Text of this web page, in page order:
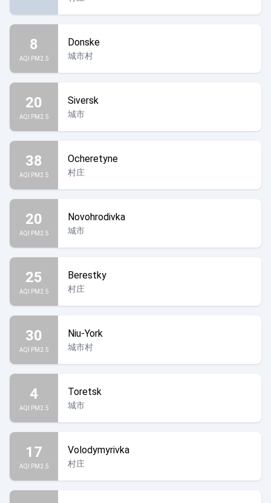
8
AQI PM2.5
Donske
城市村
20
AQI PM2.5
Siversk
城市
38
AQI PM2.5
Ocheretyne
村庄
20
AQI PM2.5
Novohrodivka
城市
25
AQI PM2.5
Berestky
村庄
30
AQI PM2.5
Niu-York
城市村
4
AQI PM2.5
Toretsk
城市
17
AQI PM2.5
Volodymyrivka
村庄